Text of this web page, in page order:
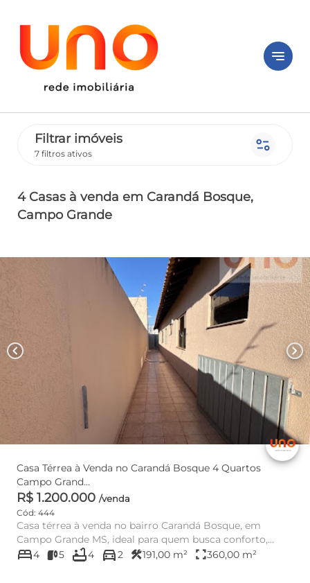
notes
Filtrar imóveis
7 filtros ativos page_info
4 Casas à venda em Carandá Bosque,
Campo Grande
chevron_left chevron_right
Casa Térrea à Venda no Carandá Bosque 4 Quartos
Campo Grand...
R$ 1.200.000 /venda
Cód: 444
Casa térrea à venda no bairro Carandá Bosque, em
Campo Grande MS, ideal para quem busca conforto,
privacidade e ambiente...
bed4 5 bathtub4 directions_car2 construction191,00 m² fullscreen360,00 m²